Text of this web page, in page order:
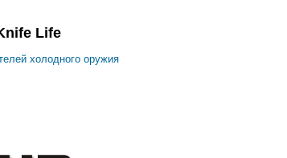
Life
холодного оружия